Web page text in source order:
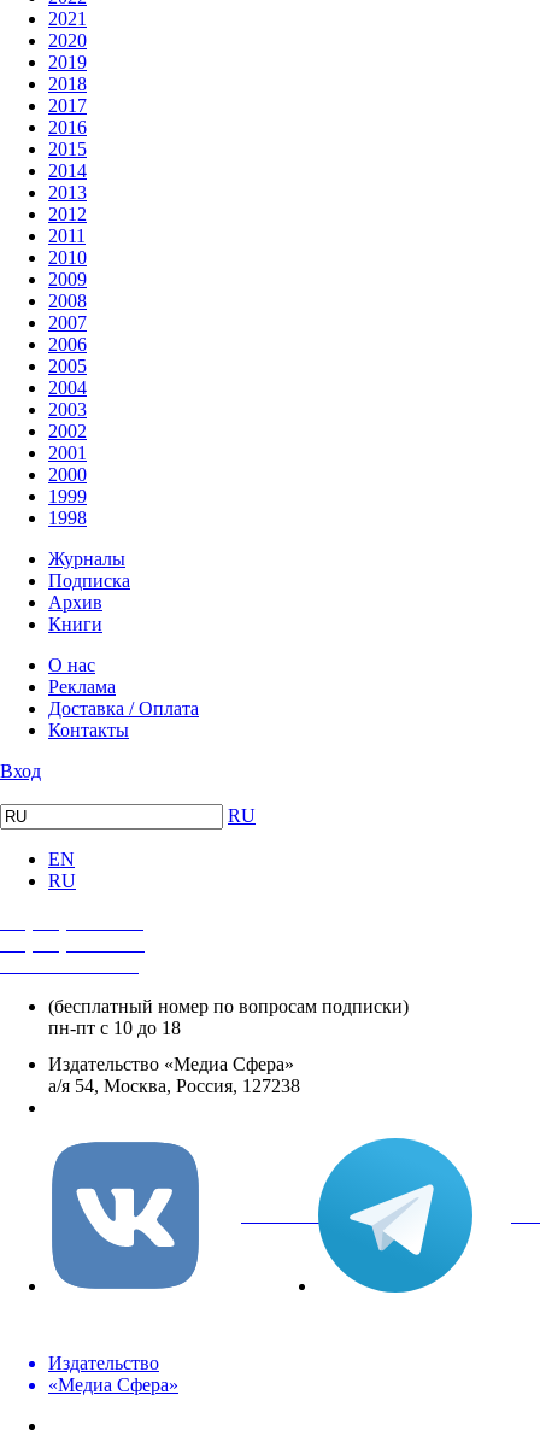
2021
2020
2019
2018
2017
2016
2015
2014
2013
2012
2011
2010
2009
2008
2007
2006
2005
2004
2003
2002
2001
2000
1999
1998
Журналы
Подписка
Архив
Книги
О нас
Реклама
Доставка / Оплата
Контакты
Вход
RU
EN
RU
(бесплатный номер по вопросам подписки)
пн-пт с 10 до 18
Издательство «Медиа Сфера»
а/я 54, Москва, Россия, 127238
вКонтакте
Издательство
«Медиа Сфера»